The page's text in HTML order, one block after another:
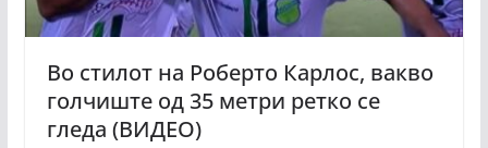
Во стилот на Роберто Карлос, вакво
голчиште од 35 метри ретко се
гледа (ВИДЕО)